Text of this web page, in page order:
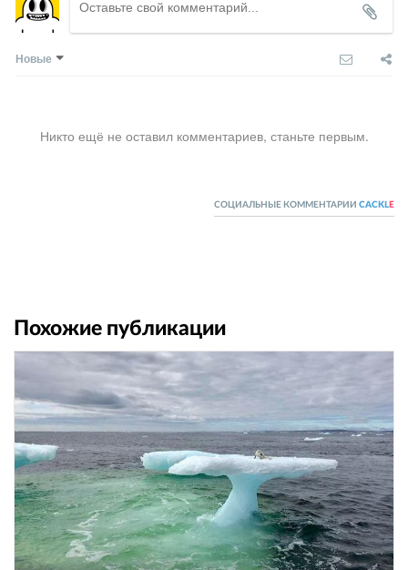
Новые
Никто ещё не оставил комментариев, станьте первым.
СОЦИАЛЬНЫЕ КОММЕНТАРИИ CACKL E
Похожие публикации